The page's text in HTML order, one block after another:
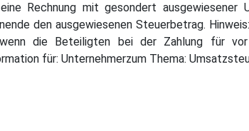
Rechnung mit gesondert
den ausgewiesenen Steuerbetrag.
die Beteiligten bei der Zahlung für
für: Unternehmerzum Thema: